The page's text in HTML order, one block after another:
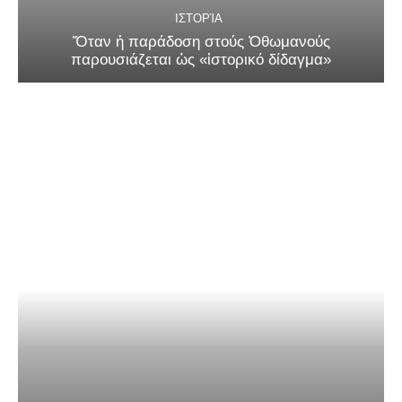
ΙΣΤΟΡΊΑ
Ὅταν ἡ παράδοση στούς Ὀθωμανούς
παρουσιάζεται ὡς «ἱστορικό δίδαγμα»